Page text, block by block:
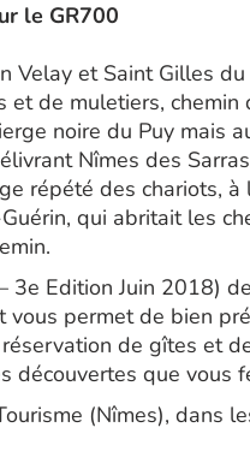
le GR700
Velay et Saint Gilles
et de muletiers,
noire du Puy mais
Nîmes des
répété des chariots,
qui abritait les
3e Edition Juin 2018)
vous permet de bien
de gîtes et
découvertes que vous
(Nîmes), dans